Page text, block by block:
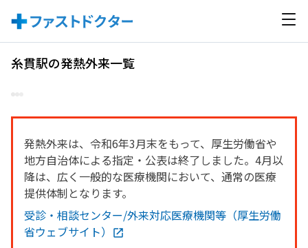
糸貫駅の発熱外来一覧
発熱外来は、令和6年3月末をもって、厚生労働省や
地方自治体による指定・公表は終了しました。4月以
降は、広く一般的な医療機関において、通常の医療
提供体制となります。
受診・相談センター/外来対応医療機関等（厚生労働
省ウェブサイト）